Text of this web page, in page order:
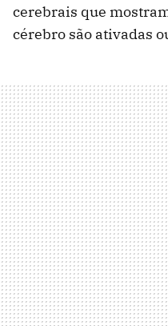
cerebrais que
cérebro são ativadas